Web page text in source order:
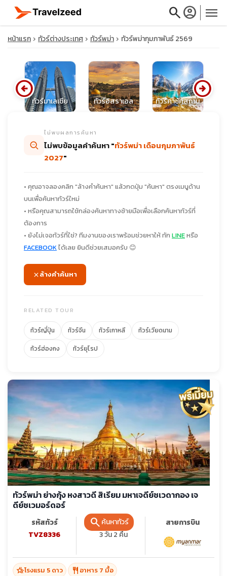
searchaccount_circle menu
close
calendar_month
หน้าแรก ทัวร์ต่างประเทศ ทัวร์พม่า ทัวร์พม่ากุมภาพันธ์ 2569
ทัวร์มาเลเซีย ทัวร์อิสราเอล ทัวร์คาซัคสถาน
arrow_circle_left arrow_circle_right
searchค้นหาทัวร์
ไม่พบผลการค้นหา
ไม่พบข้อมูลคำค้นหา "ทัวร์พม่า เดือนกุมภาพันธ์
2027"
• คุณอาจลองคลิก "ล้างคำค้นหา" แล้วกดปุ่ม "ค้นหา" ตรงเมนูด้าน
บนเพื่อค้นหาทัวร์ใหม่
• หรือคุณสามารถใช้กล่องค้นหาทางซ้ายมือเพื่อเลือกค้นหาทัวร์ที่
ต้องการ
• ยังไม่เจอทัวร์ที่ใช่? ทีมงานของเราพร้อมช่วยหาให้ ทัก LINEหรือ
FACEBOOKได้เลย ยินดีช่วยเสมอครับ 😊
ล้างคำค้นหา
RELATED TOUR
ทัวร์ญี่ปุ่น ทัวร์จีน ทัวร์เกาหลี
ทัวร์เวียดนาม
ทัวร์ฮ่องกง
ทัวร์ยุโรป
ทัวร์พม่า ย่างกุ้ง หงสาวดี สิเรียม มหาเจดีย์ชเวดากอง เจ
ดีย์ชเวมอร์ดอร์
รหัสทัวร์
TVZ8336
จำนวนวัน
3 วัน 2 คืน
สายการบิน
hotel_classโรงแรม 5 ดาว restaurant อาหาร 7 มื้อ